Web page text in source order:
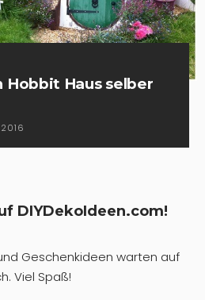
Hobbit Haus selber
DIYDekoIdeen.com!
Geschenkideen warten auf
Viel Spaß!